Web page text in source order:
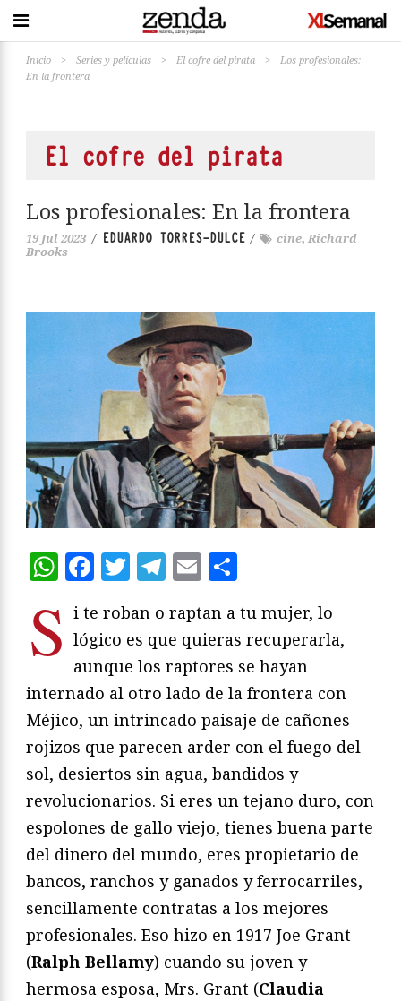
Inicio > Series y películas > El cofre del pirata >
Los profesionales:
En la frontera
El cofre del pirata
Los profesionales: En la frontera
19 Jul 2023 / EDUARDO TORRES-DULCE / cine, Richard
Brooks
WhatsApp
Facebook
Twitter
Telegram
Email
S i te roban o raptan a tu mujer, lo
lógico es que quieras recuperarla,
aunque los raptores se hayan
internado al otro lado de la frontera con
Méjico, un intrincado paisaje de cañones
rojizos que parecen arder con el fuego del
sol, desiertos sin agua, bandidos y
revolucionarios. Si eres un tejano duro, con
espolones de gallo viejo, tienes buena parte
del dinero del mundo, eres propietario de
bancos, ranchos y ganados y ferrocarriles,
sencillamente contratas a los mejores
profesionales. Eso hizo en 1917 Joe Grant
(Ralph Bellamy) cuando su joven y
hermosa esposa, Mrs. Grant (Claudia